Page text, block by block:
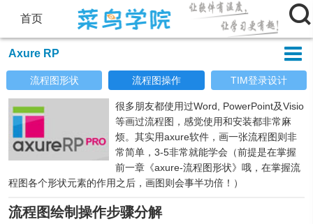
首页 
Axure RP 
流程图形状 流程图操作 TIM登录设计
很多朋友都使用过Word, PowerPoint及Visio
等画过流程图，感觉使用和安装都非常麻
烦。其实用axure软件，画一张流程图则非
常简单，3-5非常就能学会（前提是在掌握
前一章《axure-流程图形状》哦，在掌握流
程图各个形状元素的作用之后，画图则会事半功倍！）
流程图绘制操作步骤分解